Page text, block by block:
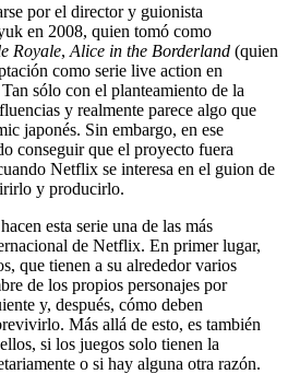
por el director y guionista
en 2008, quien tomó como
Royale, Alice in the Borderland (quien
como serie live action en
Tan sólo con el planteamiento de la
y realmente parece algo que
japonés. Sin embargo, en ese
conseguir que el proyecto fuera
Netflix se interesa en el guion de
y producirlo.
esta serie una de las más
de Netflix. En primer lugar,
que tienen a su alrededor varios
de los propios personajes por
y, después, cómo deben
Más allá de esto, es también
si los juegos solo tienen la
o si hay alguna otra razón.